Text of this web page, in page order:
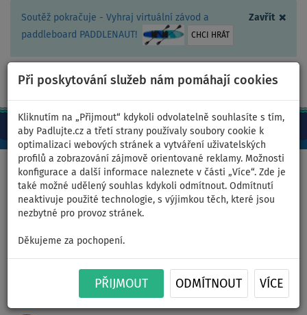
Zavřít ×
Soutěž pokračuje - Vyhraj virtuální závod a
paddleboard PADDLENAUT!
CHCI HRÁT
Při poskytování služeb nám pomáhají cookies
Kliknutím na „Přijmout“ kdykoli odvolatelně souhlasíte s tím,
aby Padlujte.cz a třetí strany používaly soubory cookie k
optimalizaci webových stránek a vytváření uživatelských
profilů a zobrazování zájmově orientované reklamy. Možnosti
konfigurace a další informace naleznete v části „Více“. Zde je
také možné udělený souhlas kdykoli odmítnout. Odmítnutí
neaktivuje použité technologie, s výjimkou těch, které jsou
nezbytné pro provoz stránek.
Děkujeme za pochopení.
PŘIJMOUT ODMÍTNOUT VÍCE
CZ/Kč +420 467 409 090 0ks
Domů >Čluny a motory >Čluny k tažení >2 místné
Tahadlo SPINERA ROCKET 2
dvoumístný nafukovací banán
- varianta: základní sada